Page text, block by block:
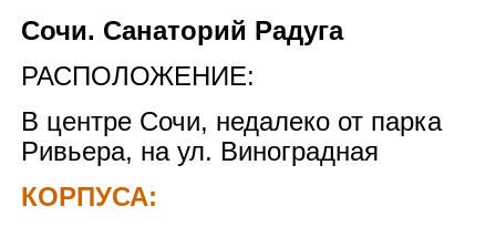
Сочи. Санаторий Радуга
РАСПОЛОЖЕНИЕ:
В центре Сочи, недалеко от парка
Ривьера, на ул. Виноградная
КОРПУСА: